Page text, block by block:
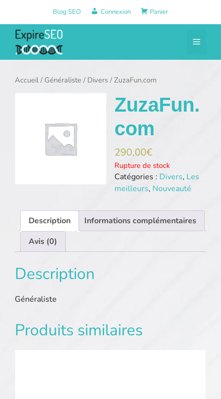
contenu
Blog SEO Connexion Panier
Menu
Accueil/ Généraliste / Divers / ZuzaFun.com
ZuzaFun.
com
290,00€
Rupture de stock
Catégories : Divers, Les
meilleurs, Nouveauté
Description
Informations complémentaires
Avis (0)
Description
Généraliste
Produits similaires